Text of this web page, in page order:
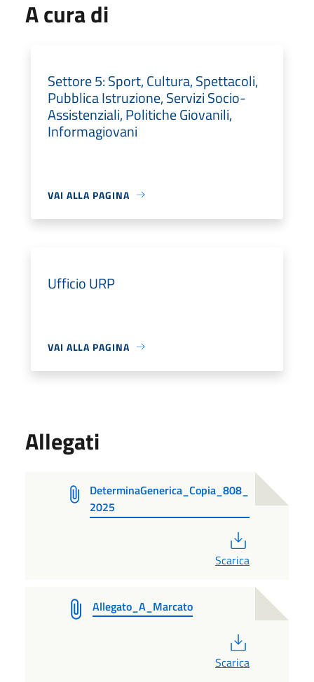
A cura di
Settore 5: Sport, Cultura, Spettacoli,
Pubblica Istruzione, Servizi Socio-
Assistenziali, Politiche Giovanili,
Informagiovani
VAI ALLA PAGINA
Ufficio URP
VAI ALLA PAGINA
Allegati
DeterminaGenerica_Copia_808_
2025
Scarica
Allegato_A_Marcato
Scarica